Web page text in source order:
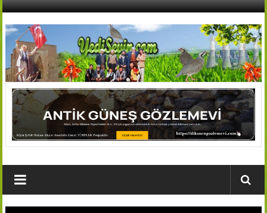
İçeriğe
AFŞİN
YEDİSEVİN
HABER
Köyleri